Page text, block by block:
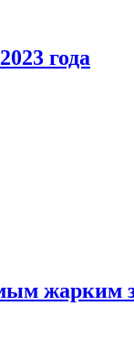
года
жарким